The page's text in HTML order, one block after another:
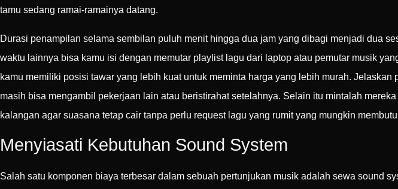
tamu sedang ramai-ramainya datang.
Durasi penampilan selama sembilan puluh menit hingga dua jam yang dibagi menjadi dua
waktu lainnya bisa kamu isi dengan memutar playlist lagu dari laptop atau pemutar musik
kamu memiliki posisi tawar yang lebih kuat untuk meminta harga yang lebih murah.
masih bisa mengambil pekerjaan lain atau beristirahat setelahnya. Selain itu mintalah
kalangan agar suasana tetap cair tanpa perlu request lagu yang rumit yang mungkin
Menyiasati Kebutuhan Sound System
Salah satu komponen biaya terbesar dalam sebuah pertunjukan musik adalah sewa sound